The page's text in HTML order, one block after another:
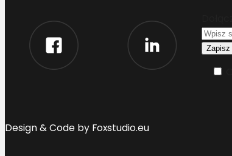
Design & Code by Foxstudio.eu